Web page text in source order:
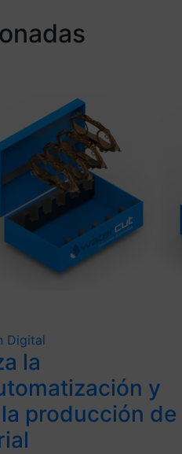
Digital
la
y
producción de